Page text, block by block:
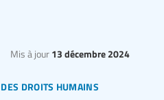
droits humains
Mis à jour 13 décembre 2024